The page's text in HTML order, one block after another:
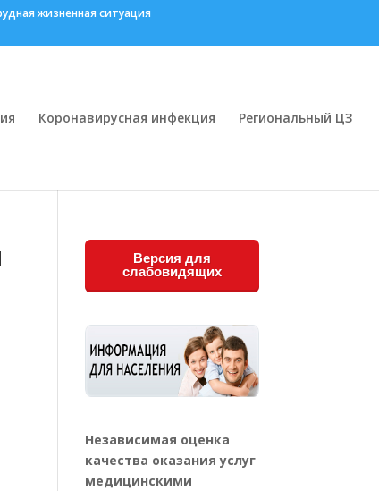
жизненная ситуация
Коронавирусная инфекция Региональный ЦЗ
Версия для
слабовидящих
Независимая оценка
качества оказания услуг
медицинскими